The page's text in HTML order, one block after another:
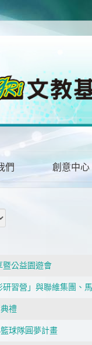
們 創意中心
暨公益園遊會
習營」與聯維集團、
禮
球隊圓夢計畫